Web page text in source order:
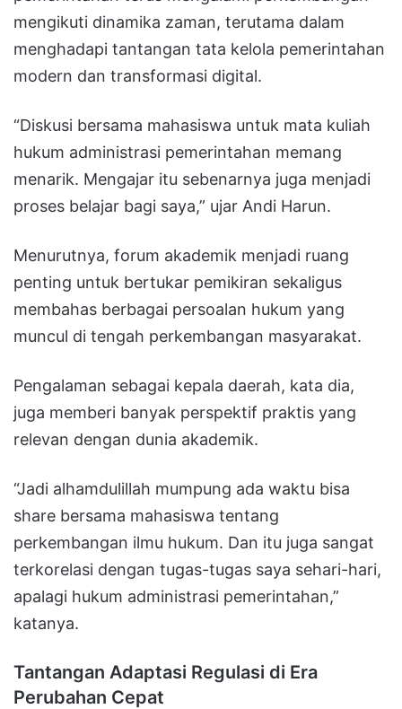
mengikuti dinamika zaman, terutama dalam
menghadapi tantangan tata kelola pemerintahan
modern dan transformasi digital.
“Diskusi bersama mahasiswa untuk mata kuliah
hukum administrasi pemerintahan memang
menarik. Mengajar itu sebenarnya juga menjadi
proses belajar bagi saya,” ujar Andi Harun.
Menurutnya, forum akademik menjadi ruang
penting untuk bertukar pemikiran sekaligus
membahas berbagai persoalan hukum yang
muncul di tengah perkembangan masyarakat.
Pengalaman sebagai kepala daerah, kata dia,
juga memberi banyak perspektif praktis yang
relevan dengan dunia akademik.
“Jadi alhamdulillah mumpung ada waktu bisa
share bersama mahasiswa tentang
perkembangan ilmu hukum. Dan itu juga sangat
terkorelasi dengan tugas-tugas saya sehari-hari,
apalagi hukum administrasi pemerintahan,”
katanya.
Tantangan Adaptasi Regulasi di Era
Perubahan Cepat